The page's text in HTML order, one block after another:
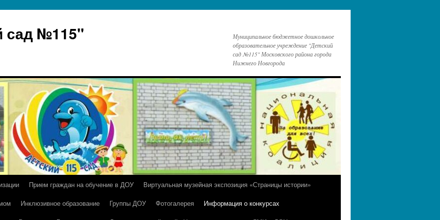
сад №115"
Муниципальное бюджетное дошкольное
образовательное учреждение "Детский
сад №115" Московского района города
Нижнего Новгорода
Прием граждан на обучение в ДОУ
Виртуальная музейная экспозиция «Страницы истории»
Инклюзивное образование Группы ДОУ Фотогалерея
Информация о конкурсах